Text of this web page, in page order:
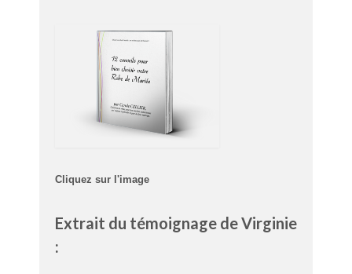
Cliquez sur l'image
Extrait du témoignage de Virginie
: